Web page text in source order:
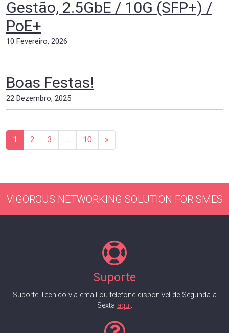
Gestão, 2.5GbE / 10G (SFP+) /
PoE+
10 Fevereiro, 2026
Boas Festas!
22 Dezembro, 2025
Navegação de artigos
1 2 3 10 »
VIGOROUS NETWORKING SOLUTION FOR SMES
Suporte
Suporte Técnico via email ou telefone disponível de Segunda a
Sexta aqui.